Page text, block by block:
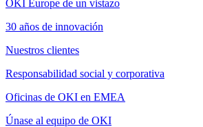
OKI Europe de un vistazo
30 años de innovación
Nuestros clientes
Responsabilidad social y corporativa
Oficinas de OKI en EMEA
Únase al equipo de OKI